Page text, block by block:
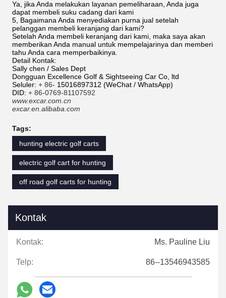
Ya, jika Anda melakukan layanan pemeliharaan, Anda juga
dapat membeli suku cadang dari kami
5, Bagaimana Anda menyediakan purna jual setelah
pelanggan membeli keranjang dari kami?
Setelah Anda membeli keranjang dari kami, maka saya akan
memberikan Anda manual untuk mempelajarinya dan memberi
tahu Anda cara memperbaikinya.
Detail Kontak:
Sally chen / Sales Dept
Dongguan Excellence Golf & Sightseeing Car Co, ltd
Seluler: + 86- 15016897312 (WeChat / WhatsApp)
DID: + 86-0769-81107592
www.excar.com.cn
excar.en.alibaba.com
Tags:
hunting electric golf carts
electric golf cart for hunting
off road golf carts for hunting
Kontak
Kontak: Ms. Pauline Liu
Telp: 86--13546943585